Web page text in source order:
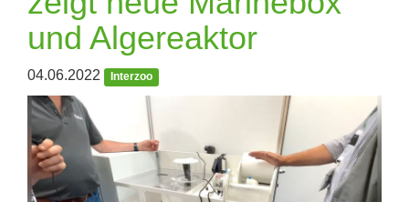
und Algereaktor
04.06.2022 Interzoo